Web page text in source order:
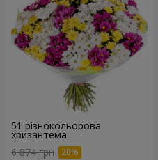
51 різнокольорова
хризантема
6 874 грн